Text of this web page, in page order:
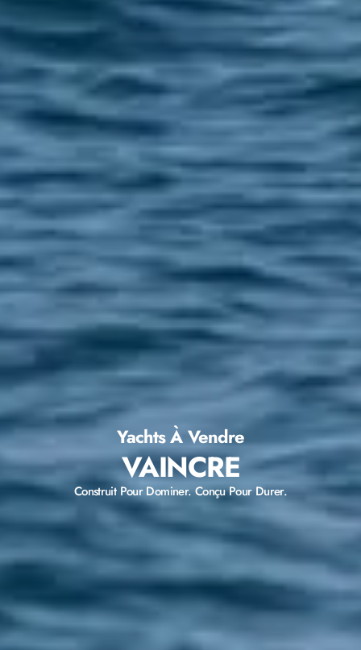
Yachts À Vendre
VAINCRE
Construit Pour Dominer. Conçu Pour Durer.